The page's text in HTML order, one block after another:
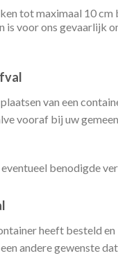
tot maximaal 10 cm
voor ons gevaarlijk
van een
vooraf bij uw
benodigde
heeft besteld
andere gewenste